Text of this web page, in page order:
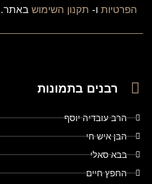
הפרטיות ו- תקנון השימוש באתר.
רבנים בתמונות
הרב עובדיה יוסף
הבן איש חי
בבא סאלי
החפץ חיים